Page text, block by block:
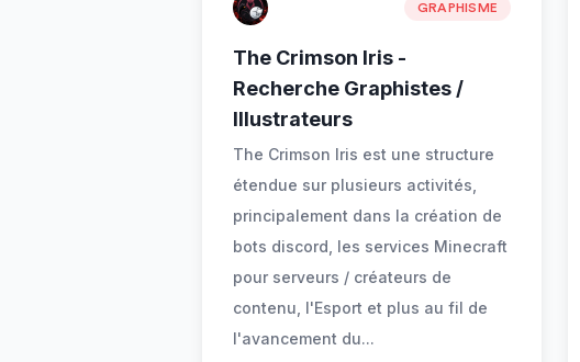
GRAPHISME
The Crimson Iris -
Recherche Graphistes /
Illustrateurs
The Crimson Iris est une structure
étendue sur plusieurs activités,
principalement dans la création de
bots discord, les services Minecraft
pour serveurs / créateurs de
contenu, l'Esport et plus au fil de
l'avancement du...